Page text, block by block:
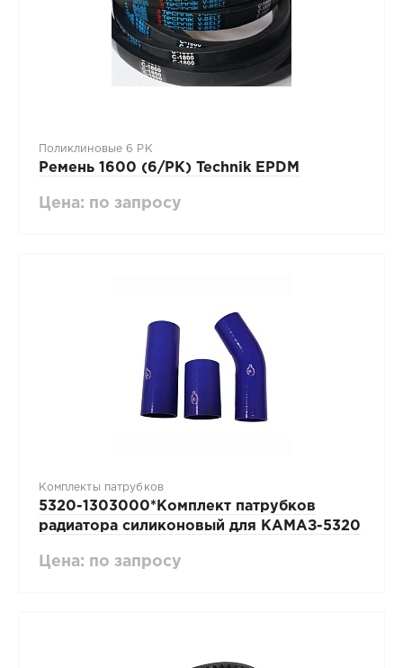
Поликлиновые 6 PK
Ремень 1600 (6/PK) Technik EPDM
Цена: по запросу
Комплекты патрубков
5320-1303000*Комплект патрубков
радиатора силиконовый для КАМАЗ-5320
Цена: по запросу